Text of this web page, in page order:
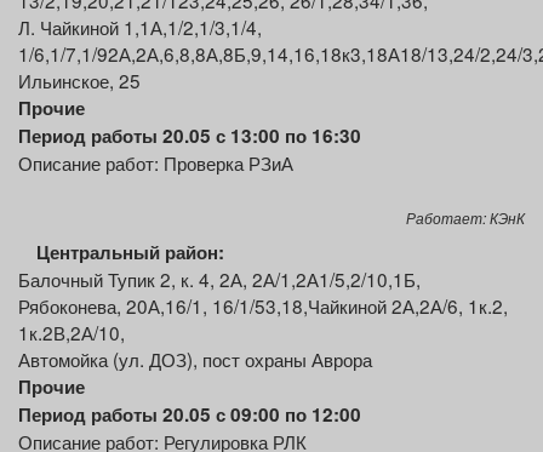
Л. Чайкиной 1,1А,1/2,1/3,1/4,
1/6,1/7,1/92А,2А,6,8,8А,8Б,9,14,16,18к3,18А18/13,24/2,24/
Ильинское, 25
Прочие
Период работы 20.05 с 13:00 по 16:30
Описание работ: Проверка РЗиА
Работает: КЭнК
Центральный район:
Балочный Тупик 2, к. 4, 2А, 2А/1,2А1/5,2/10,1Б,
Рябоконева, 20А,16/1, 16/1/53,18,Чайкиной 2А,2А/6, 1к.2,
1к.2В,2А/10,
Автомойка (ул. ДОЗ), пост охраны Аврора
Прочие
Период работы 20.05 с 09:00 по 12:00
Описание работ: Регулировка РЛК